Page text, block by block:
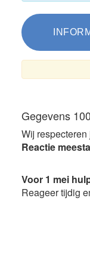
Gegevens
Wij respecteren
Reactie
Voor 1 mei
Reageer tijdig